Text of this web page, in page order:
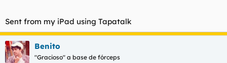
Sent from my iPad using Tapatalk
Benito
"Gracioso" a base de fórceps